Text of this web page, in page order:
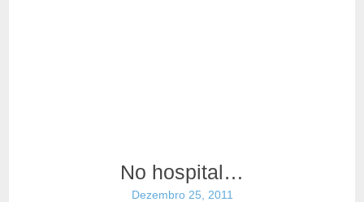
No hospital…
Dezembro 25, 2011